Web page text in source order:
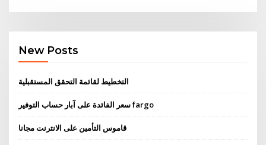
New Posts
التخطيط لقائمة التحقق المستقبلية
سعر الفائدة على آبار حساب التوفير fargo
قاموس التأمين على الانترنت مجانا